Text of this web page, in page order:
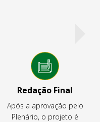
Redação Final
Após a aprovação pelo
Plenário, o projeto é